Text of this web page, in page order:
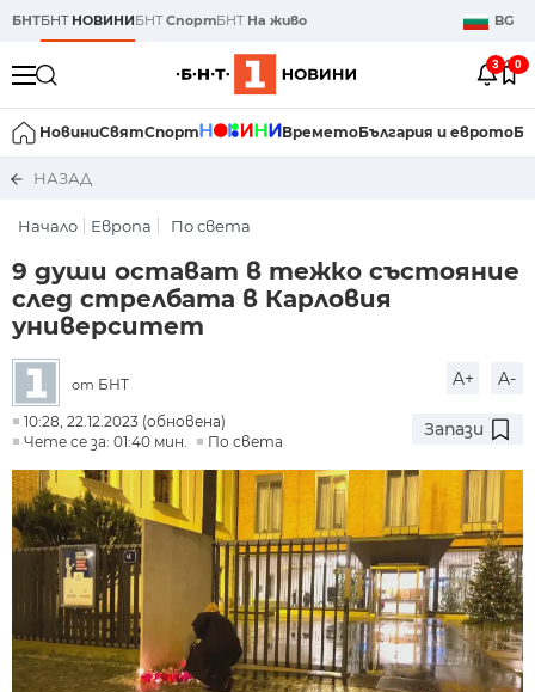
БНТБНТ НОВИНИБНТСпортБНТ На живо BG
3 0
НовиниСвятСпорт ВреметоБългария и еврото
НАЗАД
Начало Европа По света
9 души остават в тежко състояние
след стрелбата в Карловия
университет
от БНТ A+ A-
10:28, 22.12.2023 (обновена)
Чете се за: 01:40 мин.
По света
Запази